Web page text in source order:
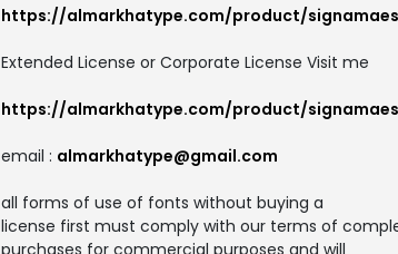
https://almarkhatype.com/product/
Extended License or Corporate License Visit me
https://almarkhatype.com/product/
email : almarkhatype@gmail.com
all forms of use of fonts without buying a
license first must comply with our terms of
purchases for commercial purposes and will